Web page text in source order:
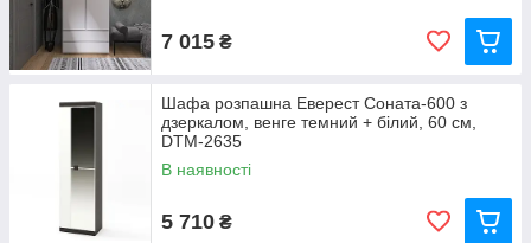
7 015 ₴
Шафа розпашна Еверест Соната-600 з
дзеркалом, венге темний + білий, 60 см,
DTM-2635
В наявності
5 710 ₴